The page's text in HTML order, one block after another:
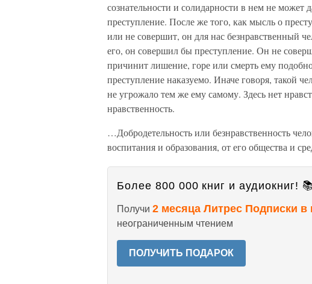
сознательности и солидарности в нем не может
преступление. После же того, как мысль о
или не совершит, он для нас безнравственный
его, он совершил бы преступление. Он не
причинит лишение, горе или смерть ему
преступление наказуемо. Иначе говоря, такой
не угрожало тем же ему самому. Здесь нет
нравственность.
…Добродетельность или безнравственность
воспитания и образования, от его общества и
Более 800 000 книг и аудиокниг!
Получи 2 месяца Литрес Подписки в
неограниченным чтением
ПОЛУЧИТЬ ПОДАРОК